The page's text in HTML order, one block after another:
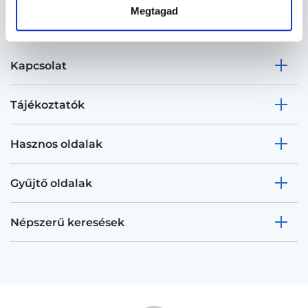
Megtagad
Kapcsolat
Tájékoztatók
Hasznos oldalak
Gyűjtő oldalak
Népszerű keresések